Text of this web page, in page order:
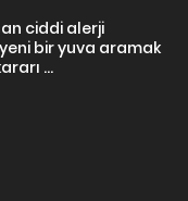
ciddi alerji
bir yuva aramak
...